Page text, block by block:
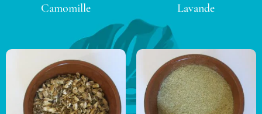
Camomille Lavande